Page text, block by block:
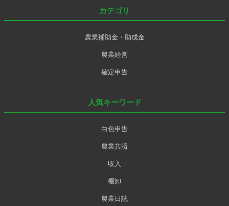
カテゴリ
農業補助金・助成金
農業経営
確定申告
人気キーワード
白色申告
農業共済
収入
棚卸
農業日誌